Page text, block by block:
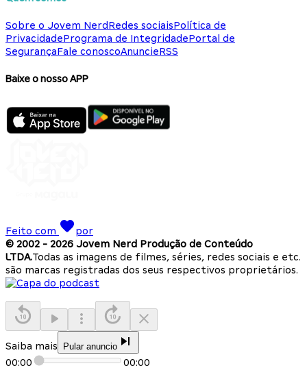
Sobre o Jovem NerdRedes sociaisPolítica de
PrivacidadePrograma de IntegridadePortal de
SegurançaFale conoscoAnuncieRSS
Baixe o nosso APP
Feito com
por
© 2002 - 2026 Jovem Nerd Produção de Conteúdo
LTDA.Todas as imagens de filmes, séries, redes sociais e etc.
são marcas registradas dos seus respectivos proprietários.
Saiba mais Pular anuncio
00:00 00:00